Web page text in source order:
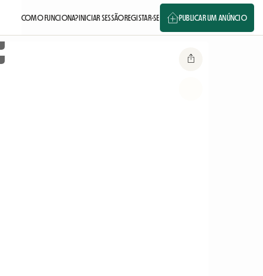
COMO FUNCIONA?INICIAR SESSÃOREGISTAR-SE PUBLICAR UM ANÚNCIO